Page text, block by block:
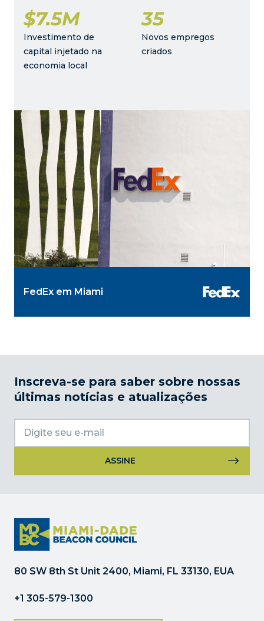
$7.5M
Investimento de
capital injetado na
economia local
35
Novos empregos
criados
FedEx em Miami
Inscreva-se para saber sobre nossas
últimas notícias e atualizações
Contact.
Por
favor,
deixe
campo
80 SW 8th St Unit 2400, Miami, FL 33130, EUA
+1 305-579-1300